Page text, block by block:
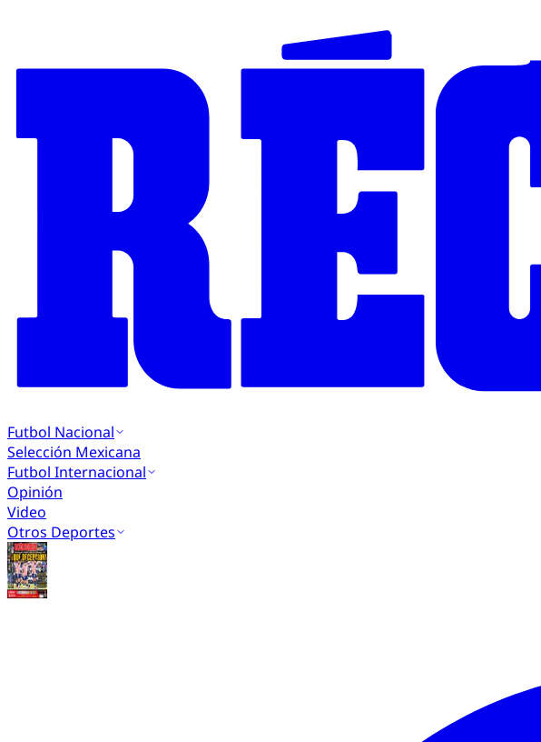
Futbol Nacional
Selección Mexicana
Futbol Internacional
Opinión
Video
Otros Deportes